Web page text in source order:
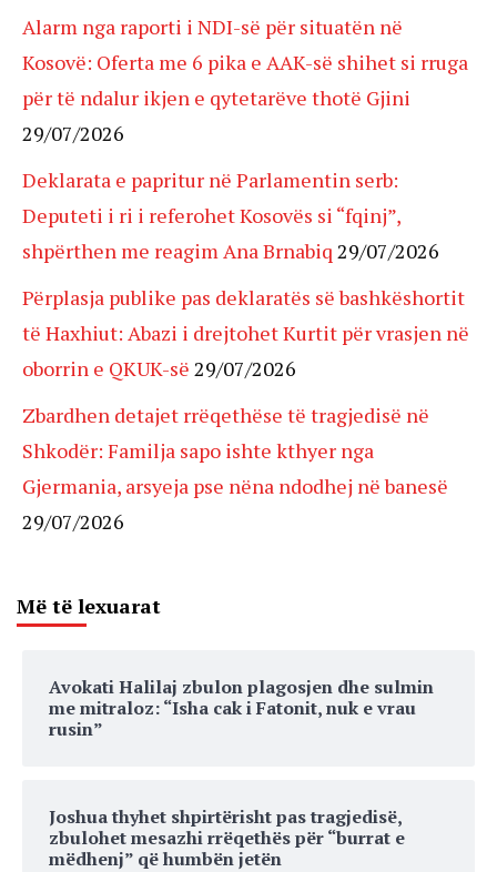
Alarm nga raporti i NDI-së për situatën në
Kosovë: Oferta me 6 pika e AAK-së shihet si rruga
për të ndalur ikjen e qytetarëve thotë Gjini
29/07/2026
Deklarata e papritur në Parlamentin serb:
Deputeti i ri i referohet Kosovës si “fqinj”,
shpërthen me reagim Ana Brnabiq 29/07/2026
Përplasja publike pas deklaratës së bashkëshortit
të Haxhiut: Abazi i drejtohet Kurtit për vrasjen në
oborrin e QKUK-së 29/07/2026
Zbardhen detajet rrëqethëse të tragjedisë në
Shkodër: Familja sapo ishte kthyer nga
Gjermania, arsyeja pse nëna ndodhej në banesë
29/07/2026
Më të lexuarat
Avokati Halilaj zbulon plagosjen dhe sulmin
me mitraloz: “Isha cak i Fatonit, nuk e vrau
rusin”
Joshua thyhet shpirtërisht pas tragjedisë,
zbulohet mesazhi rrëqethës për “burrat e
mëdhenj” që humbën jetën